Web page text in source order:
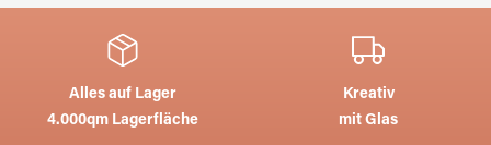
Alles auf Lager
4.000qm Lagerfläche
Kreativ
mit Glas